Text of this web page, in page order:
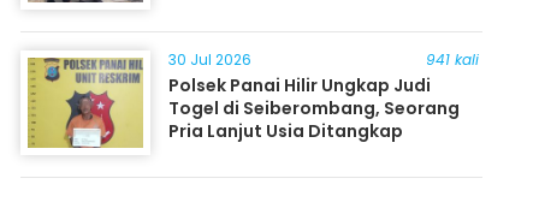
30 Jul 2026 941 kali
Polsek Panai Hilir Ungkap Judi
Togel di Seiberombang, Seorang
Pria Lanjut Usia Ditangkap